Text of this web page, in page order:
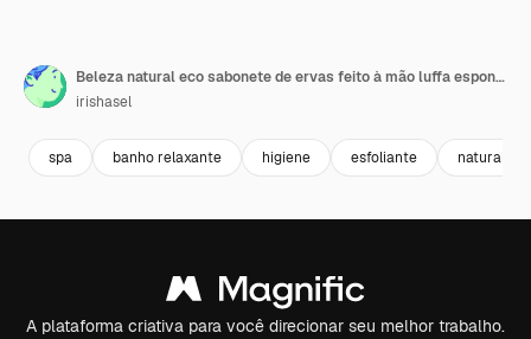
Beleza natural eco sabonete de ervas feito à mão luffa esponja argila para fazer máscara facial ou corporal
irishasel
spa banho relaxante higiene esfoliante natural
A plataforma criativa para você direcionar seu melhor trabalho.